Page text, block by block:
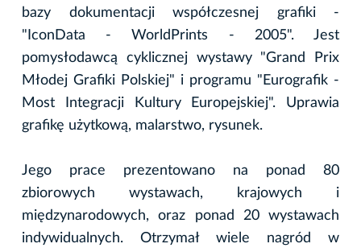
bazy dokumentacji współczesnej grafiki -
"IconData - WorldPrints - 2005". Jest
pomysłodawcą cyklicznej wystawy "Grand Prix
Młodej Grafiki Polskiej" i programu "Eurografik -
Most Integracji Kultury Europejskiej". Uprawia
grafikę użytkową, malarstwo, rysunek.
Jego prace prezentowano na ponad 80
zbiorowych wystawach, krajowych i
międzynarodowych, oraz ponad 20 wystawach
indywidualnych. Otrzymał wiele nagród w